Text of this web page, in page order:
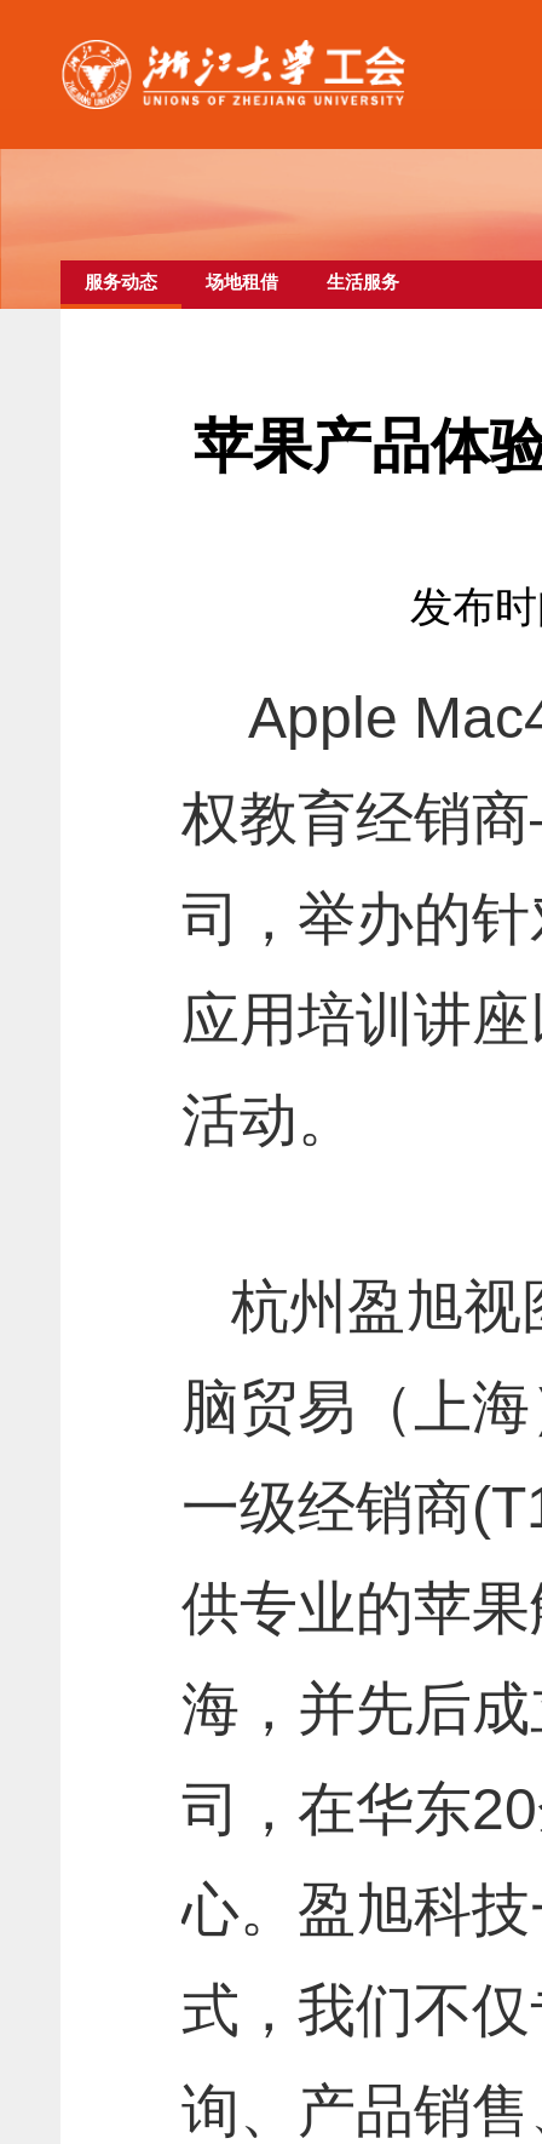
服务动态 场地租借 生活服务
苹果产品体
发布
Apple
权教育经销商
司，举办的
应用培训讲
活动。
杭州盈旭视
脑贸易（上
一级经销商
供专业的苹
海，并先后
司，在华东20
心。盈旭科
式，我们不
询、产品销